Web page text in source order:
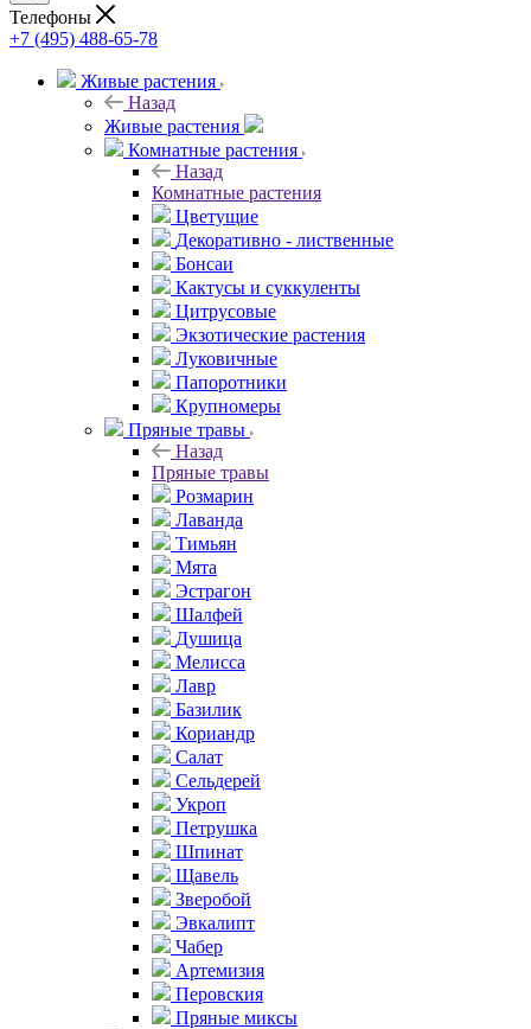
Телефоны
+7 (495) 488-65-78
Живые растения
Назад
Живые растения
Комнатные растения
Назад
Комнатные растения
Цветущие
Декоративно - лиственные
Бонсаи
Кактусы и суккуленты
Цитрусовые
Экзотические растения
Луковичные
Папоротники
Крупномеры
Пряные травы
Назад
Пряные травы
Розмарин
Лаванда
Тимьян
Мята
Эстрагон
Шалфей
Душица
Мелисса
Лавр
Базилик
Кориандр
Салат
Сельдерей
Укроп
Петрушка
Шпинат
Щавель
Зверобой
Эвкалипт
Чабер
Артемизия
Перовския
Пряные миксы